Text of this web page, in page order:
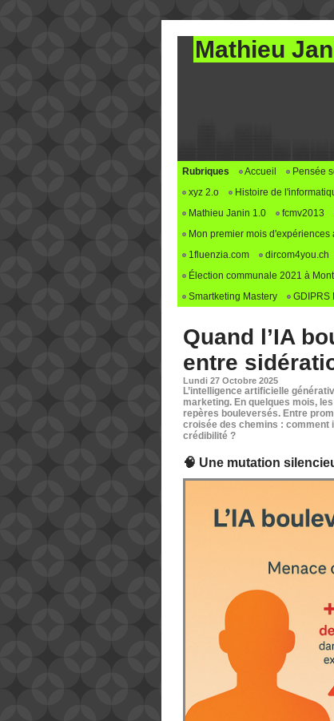
Mathieu
Rubriques Accueil Pensée
xyz 2.o
Histoire de
Mathieu Janin 1.0
fcmv2013
Mon premier mois d'expériences
1fluenzia.com
dircom4you.ch
Élection communale 2021 à
Smartketing Mastery
GDIPRS
Quand l’IA
entre
Lundi 27 Octobre 2025
L’intelligence artificielle
marketing. En quelques mois,
repères bouleversés. Entre
croisée des chemins : comment
crédibilité ?
🧠 Une mutation